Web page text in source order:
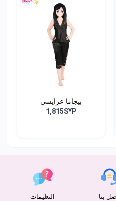
بيجاما عرايسي
1,815SYP
بنا التعليمات